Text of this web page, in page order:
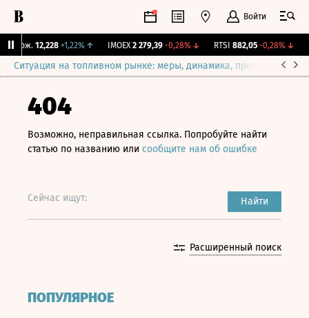
Войти
Бирж. 12,228 +1,22%↑ IMOEX 2 279,39 -0,28%↓ RTSI 882,05 -0,28%↓
Ситуация на топливном рынке: меры, динамика, прогнозы
404
Возможно, неправильная ссылка. Попробуйте найти
статью по названию или сообщите нам об ошибке
Сейчас ищут: Найти
Расширенный поиск
ПОПУЛЯРНОЕ